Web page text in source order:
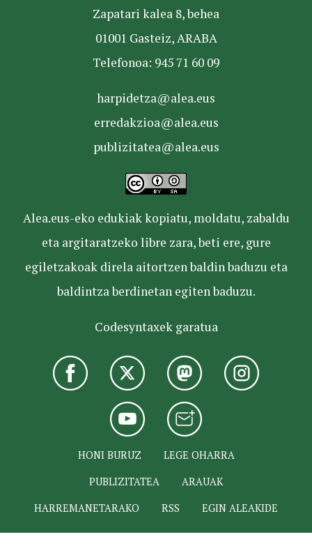
Zapatari kalea 8, behea
01001 Gasteiz, ARABA
Telefonoa: 945 71 60 09
harpidetza@alea.eus
erredakzioa@alea.eus
publizitatea@alea.eus
Alea.eus-eko edukiak kopiatu, moldatu, zabaldu
eta argitaratzeko libre zara, beti ere, gure
egiletzakoak direla aitortzen baldin baduzu eta
baldintza berdinetan egiten baduzu.
Codesyntaxek garatua
HONI BURUZ
LEGE OHARRA
PUBLIZITATEA
ARAUAK
HARREMANETARAKO
RSS EGIN ALEAKIDE